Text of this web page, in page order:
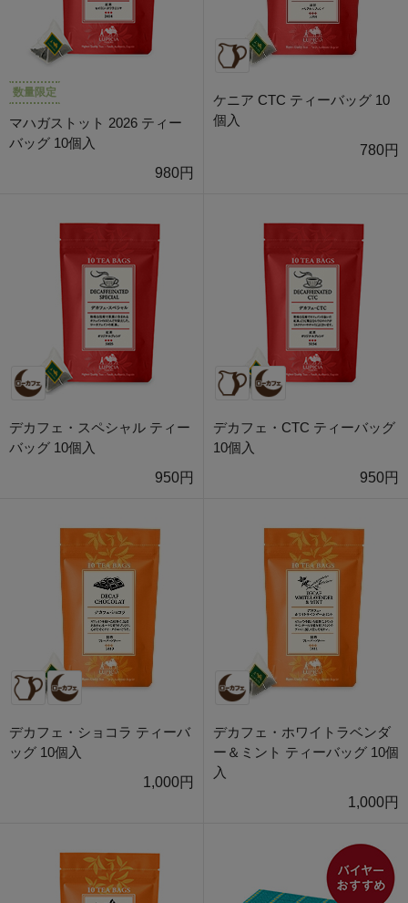
数量限定
マハガストット 2026 ティー
バッグ 10個入
980円
ケニア CTC ティーバッグ 10
個入
780円
デカフェ・スペシャル ティー
バッグ 10個入
950円
デカフェ・CTC ティーバッグ
10個入
950円
デカフェ・ショコラ ティーバ
ッグ 10個入
1,000円
デカフェ・ホワイトラベンダ
ー＆ミント ティーバッグ 10個
入
1,000円